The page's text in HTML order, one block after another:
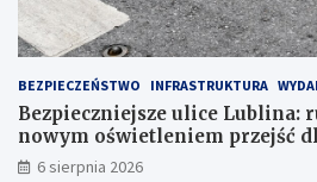
BEZPIECZEŃSTWO INFRASTRUKTURA
Bezpieczniejsze ulice Lublina:
nowym oświetleniem przejść
6 sierpnia 2026